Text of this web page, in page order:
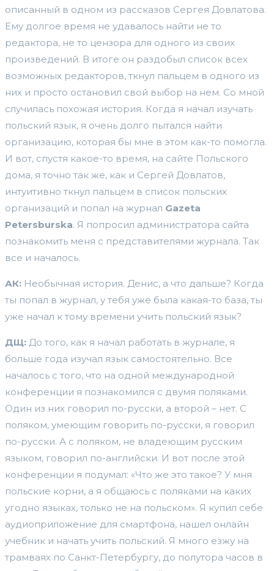
описанный в одном из рассказов Сергея Довлатова.
Ему долгое время не удавалось найти не то
редактора, не то цензора для одного из своих
произведений. В итоге он раздобыл список всех
возможных редакторов, ткнул пальцем в одного из
них и просто остановил свой выбор на нем. Со мной
случилась похожая история. Когда я начал изучать
польский язык, я очень долго пытался найти
организацию, которая бы мне в этом как-то помогла.
И вот, спустя какое-то время, на сайте Польского
дома, я точно так же, как и Сергей Довлатов,
интуитивно ткнул пальцем в список польских
организаций и попал на журнал Gazeta
Petersburska. Я попросил администратора сайта
познакомить меня с представителями журнала. Так
все и началось.
АК: Необычная история. Денис, а что дальше? Когда
ты попал в журнал, у тебя уже была какая-то база, ты
уже начал к тому времени учить польский язык?
ДЩ: До того, как я начал работать в журнале, я
больше года изучал язык самостоятельно. Все
началось с того, что на одной международной
конференции я познакомился с двумя поляками.
Один из них говорил по-русски, а второй – нет. С
поляком, умеющим говорить по-русски, я говорил
по-русски. А с поляком, не владеющим русским
языком, говорил по-английски. И вот после этой
конференции я подумал: «Что же это такое? У мня
польские корни, а я общаюсь с поляками на каких
угодно языках, только не на польском». Я купил себе
аудиоприложение для смартфона, нашел онлайн
учебник и начать учить польский. Я много езжу на
трамваях по Санкт-Петербургу, до полутора часов в